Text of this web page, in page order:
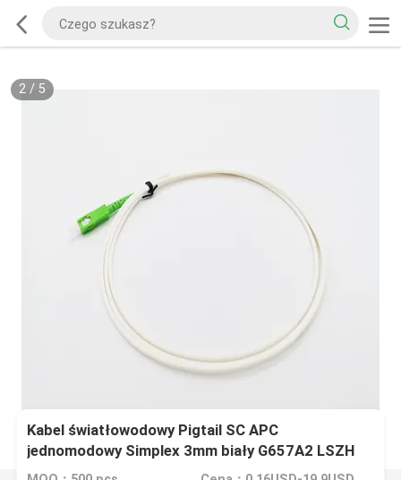
2/ 5
Kabel światłowodowy Pigtail SC APC
jednomodowy Simplex 3mm biały G657A2 LSZH